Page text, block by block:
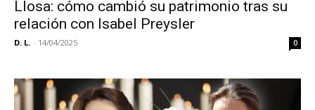
Llosa: cómo cambió su patrimonio tras su
relación con Isabel Preysler
D. L. - 14/04/2025 0